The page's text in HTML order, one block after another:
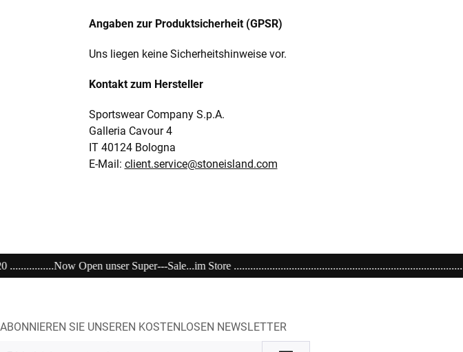
Angaben zur Produktsicherheit (GPSR)
Uns liegen keine Sicherheitshinweise vor.
Kontakt zum Hersteller
Sportswear Company S.p.A.
Galleria Cavour 4
IT 40124 Bologna
E-Mail: client.service@stoneisland.com
Sale...im Store
ABONNIEREN SIE UNSEREN KOSTENLOSEN NEWSLETTER